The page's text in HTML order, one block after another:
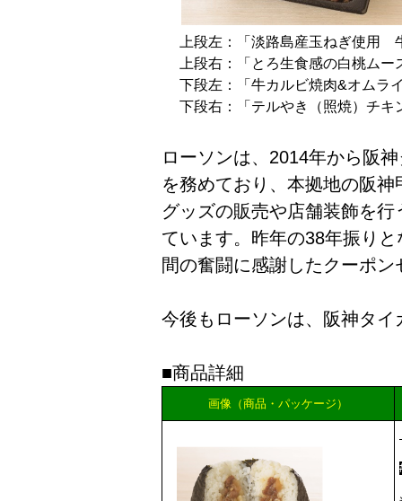
上段左：「淡路島産玉ねぎ使用
上段右：「とろ生食感の白桃ム
下段左：「牛カルビ焼肉&オムラ
下段右：「テルやき（照焼）チ
ローソンは、2014年から阪
を務めており、本拠地の阪
グッズの販売や店舗装飾を行
ています。昨年の38年振り
間の奮闘に感謝したクーポ
今後もローソンは、阪神タ
■商品詳細
画像（商品・パッケージ）